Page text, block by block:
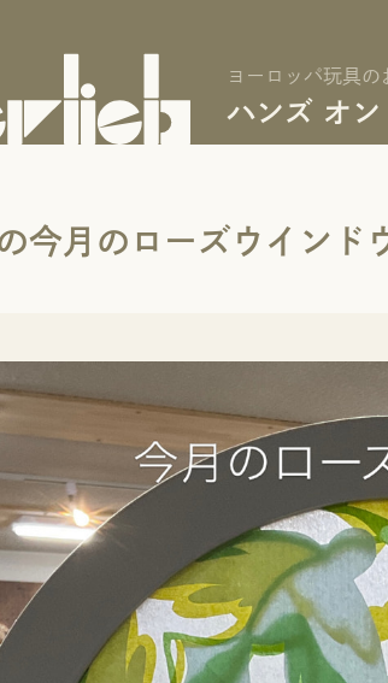
ヨーロッパ玩具の
ハンズ オ
今月のローズウインド